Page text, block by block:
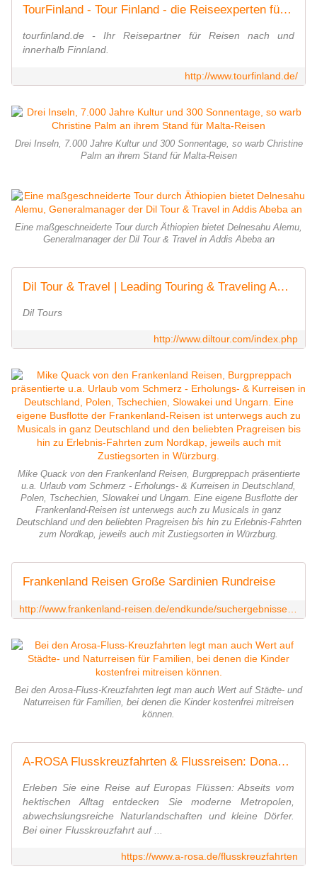
TourFinland - Tour Finland - die Reiseexperten für Finnland
tourfinland.de - Ihr Reisepartner für Reisen nach und
innerhalb Finnland.
http://www.tourfinland.de/
Drei Inseln, 7.000 Jahre Kultur und 300 Sonnentage, so warb Christine
Palm an ihrem Stand für Malta-Reisen
Eine maßgeschneiderte Tour durch Äthiopien bietet Delnesahu Alemu,
Generalmanager der Dil Tour & Travel in Addis Abeba an
Dil Tour & Travel | Leading Touring & Traveling Agent In Addis Ababa, Ethiopia & East Africa
Dil Tours
http://www.diltour.com/index.php
Mike Quack von den Frankenland Reisen, Burgpreppach präsentierte
u.a. Urlaub vom Schmerz - Erholungs- & Kurreisen in Deutschland,
Polen, Tschechien, Slowakei und Ungarn. Eine eigene Busflotte der
Frankenland-Reisen ist unterwegs auch zu Musicals in ganz
Deutschland und den beliebten Pragreisen bis hin zu Erlebnis-Fahrten
zum Nordkap, jeweils auch mit Zustiegsorten in Würzburg.
Frankenland Reisen Große Sardinien Rundreise
Bei den Arosa-Fluss-Kreuzfahrten legt man auch Wert auf Städte- und
Naturreisen für Familien, bei denen die Kinder kostenfrei mitreisen
können.
A-ROSA Flusskreuzfahrten & Flussreisen: Donau, Rhein, Rhone & Seine
Erleben Sie eine Reise auf Europas Flüssen: Abseits vom
hektischen Alltag entdecken Sie moderne Metropolen,
abwechslungsreiche Naturlandschaften und kleine Dörfer.
Bei einer Flusskreuzfahrt auf ...
https://www.a-rosa.de/flusskreuzfahrten